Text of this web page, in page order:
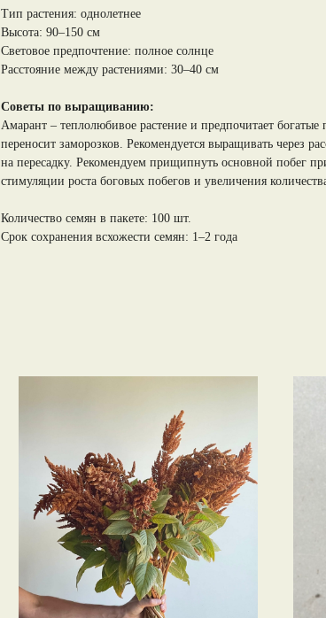
Тип растения: однолетнее
Высота: 90–150 см
Световое предпочтение: полное солнце
Расстояние между растениями: 30–40 см
Советы по выращиванию:
Амарант – теплолюбивое растение и предпочитает
переносит заморозков. Рекомендуется выращивать через
на пересадку. Рекомендуем прищипнуть основной побег
стимуляции роста боговых побегов и увеличения
Количество семян в пакете: 100 шт.
Срок сохранения всхожести семян: 1–2 года